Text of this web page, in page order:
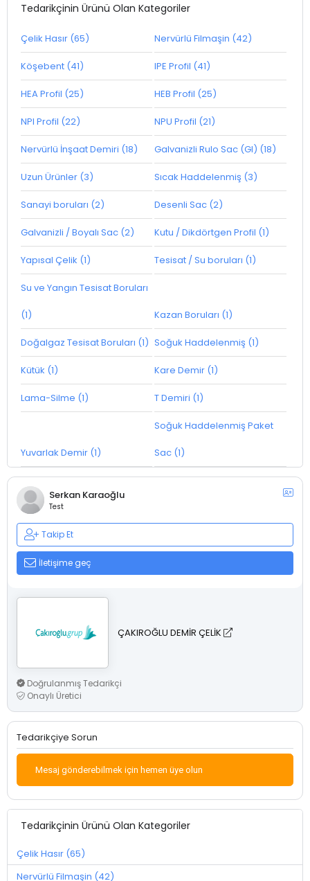
Tedarikçinin Ürünü Olan Kategoriler
Çelik Hasır (65) Nervürlü Filmaşin (42)
Köşebent (41) IPE Profil (41)
HEA Profil (25) HEB Profil (25)
NPI Profil (22) NPU Profil (21)
Nervürlü İnşaat Demiri (18) Galvanizli Rulo Sac (GI) (18)
Uzun Ürünler (3) Sıcak Haddelenmiş (3)
Sanayi boruları (2) Desenli Sac (2)
Galvanizli / Boyalı Sac (2) Kutu / Dikdörtgen Profil (1)
Yapısal Çelik (1) Tesisat / Su boruları (1)
Su ve Yangın Tesisat Boruları
(1) Kazan Boruları (1)
Doğalgaz Tesisat Boruları (1) Soğuk Haddelenmiş (1)
Kütük (1) Kare Demir (1)
Lama-Silme (1) T Demiri (1)
Yuvarlak Demir (1)
Soğuk Haddelenmiş Paket
Sac (1)
Serkan Karaoğlu
Test
Takip Et
İletişime geç
ÇAKIROĞLU DEMİR ÇELİK
Doğrulanmış Tedarikçi
Onaylı Üretici
Tedarikçiye Sorun
Mesaj gönderebilmek için hemen üye olun
Tedarikçinin Ürünü Olan Kategoriler
Çelik Hasır (65)
Nervürlü Filmaşin (42)